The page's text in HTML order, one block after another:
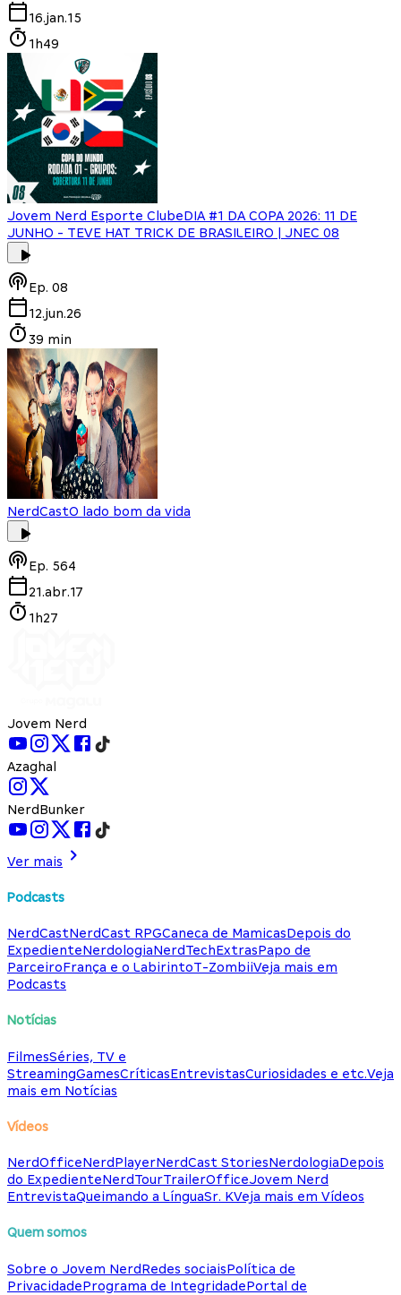
16.jan.15
1h49
Jovem Nerd Esporte ClubeDIA #1 DA COPA 2026: 11 DE
JUNHO - TEVE HAT TRICK DE BRASILEIRO | JNEC 08
Ep. 08
12.jun.26
39 min
NerdCastO lado bom da vida
Ep. 564
21.abr.17
1h27
Jovem Nerd
Azaghal
NerdBunker
Ver mais
Podcasts
NerdCastNerdCast RPGCaneca de MamicasDepois do
ExpedienteNerdologiaNerdTechExtrasPapo de
ParceiroFrança e o LabirintoT-ZombiiVeja mais em
Podcasts
Notícias
FilmesSéries, TV e
StreamingGamesCríticasEntrevistasCuriosidades e etc.Veja
mais em Notícias
Vídeos
NerdOfficeNerdPlayerNerdCast StoriesNerdologiaDepois
do ExpedienteNerdTourTrailerOfficeJovem Nerd
EntrevistaQueimando a LínguaSr. KVeja mais em Vídeos
Quem somos
Sobre o Jovem NerdRedes sociaisPolítica de
PrivacidadePrograma de IntegridadePortal de